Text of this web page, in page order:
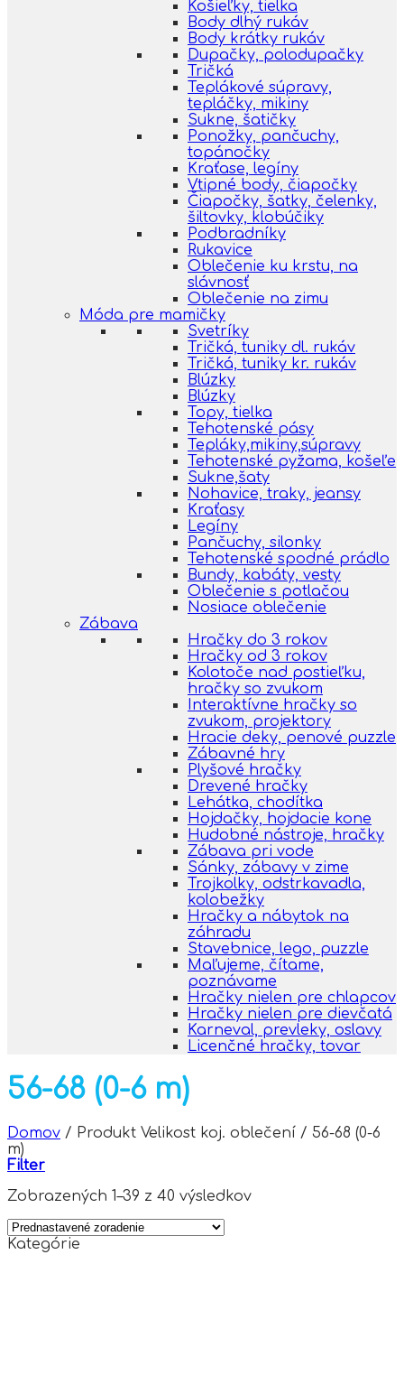
Košieľky, tielka
Body dlhý rukáv
Body krátky rukáv
Dupačky, polodupačky
Tričká
Teplákové súpravy,
tepláčky, mikiny
Sukne, šatičky
Ponožky, pančuchy,
topánočky
Kraťase, legíny
Vtipné body, čiapočky
Čiapočky, šatky, čelenky,
šiltovky, klobúčiky
Podbradníky
Rukavice
Oblečenie ku krstu, na
slávnosť
Oblečenie na zimu
Móda pre mamičky
Svetríky
Tričká, tuniky dl. rukáv
Tričká, tuniky kr. rukáv
Blúzky
Blúzky
Topy, tielka
Tehotenské pásy
Tepláky,mikiny,súpravy
Tehotenské pyžama, košeľe
Sukne,šaty
Nohavice, traky, jeansy
Kraťasy
Legíny
Pančuchy, silonky
Tehotenské spodné prádlo
Bundy, kabáty, vesty
Oblečenie s potlačou
Nosiace oblečenie
Zábava
Hračky do 3 rokov
Hračky od 3 rokov
Kolotoče nad postieľku,
hračky so zvukom
Interaktívne hračky so
zvukom, projektory
Hracie deky, penové puzzle
Zábavné hry
Plyšové hračky
Drevené hračky
Lehátka, chodítka
Hojdačky, hojdacie kone
Hudobné nástroje, hračky
Zábava pri vode
Sánky, zábavy v zime
Trojkolky, odstrkavadla,
kolobežky
Hračky a nábytok na
záhradu
Stavebnice, lego, puzzle
Maľujeme, čítame,
poznávame
Hračky nielen pre chlapcov
Hračky nielen pre dievčatá
Karneval, prevleky, oslavy
Licenčné hračky, tovar
56-68 (0-6 m)
Domov / Produkt Velikost koj. oblečení / 56-68 (0-6
m)
Filter
Zobrazených 1–39 z 40 výsledkov
Kategórie